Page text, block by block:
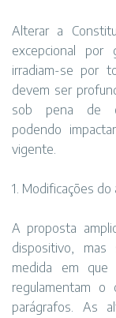
Alterar a
excepcional por
irradiam-se por
devem ser
sob pena de
podendo
vigente.
1. Modificações do
A proposta
dispositivo, mas
medida em que
regulamentam o
parágrafos. As